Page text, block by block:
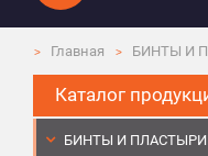
Главная БИНТЫ И
Каталог
БИНТЫ И ПЛАСТЫРИ